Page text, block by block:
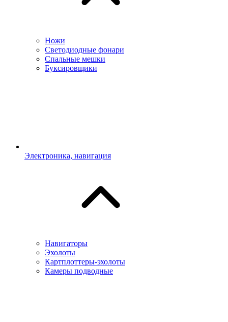
Ножи
Светодиодные фонари
Спальные мешки
Буксировщики
Электроника, навигация
Навигаторы
Эхолоты
Картплоттеры-эхолоты
Камеры подводные